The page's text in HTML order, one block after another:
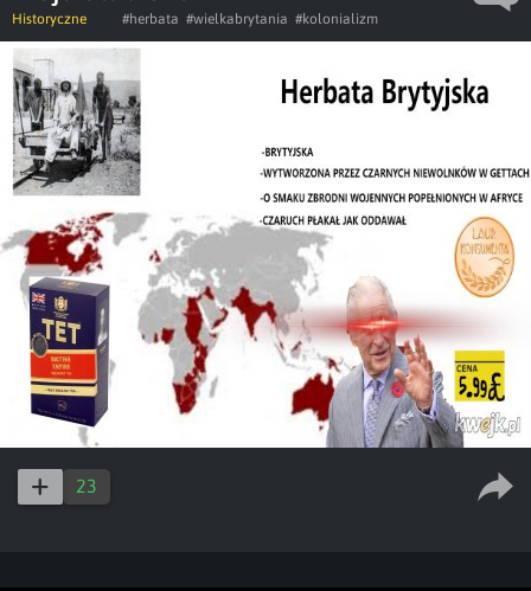
Historyczne #herbata #wielkabrytania #kolonializm
23